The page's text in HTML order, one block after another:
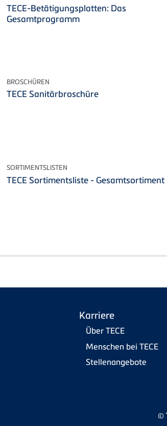
TECE-Betätigungsplatten: Das
Gesamtprogramm
BROSCHÜREN
TECE Sanitärbroschüre
SORTIMENTSLISTEN
TECE Sortimentsliste - Gesamtsortiment
Karriere
Über TECE
Menschen bei TECE
Stellenangebote
©